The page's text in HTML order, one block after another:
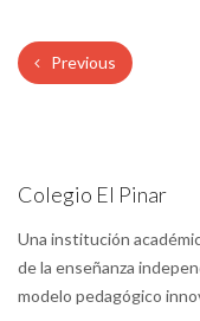
Previous
Colegio El Pinar
Una institución
de la enseñanza
modelo pedagógico